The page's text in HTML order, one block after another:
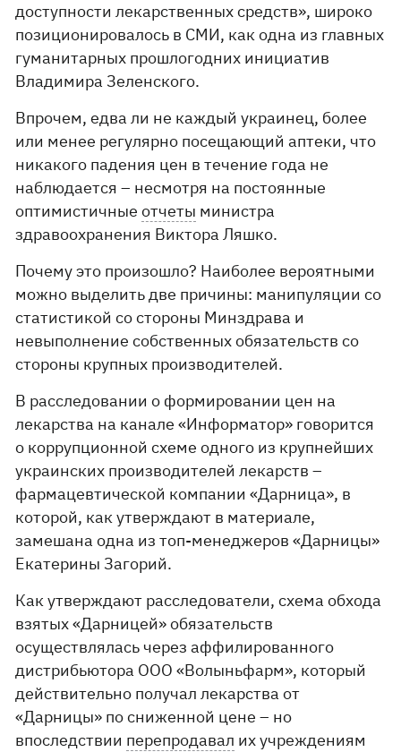
доступности лекарственных средств», широко
позиционировалось в СМИ, как одна из главных
гуманитарных прошлогодних инициатив
Владимира Зеленского.
Впрочем, едва ли не каждый украинец, более
или менее регулярно посещающий аптеки, что
никакого падения цен в течение года не
наблюдается – несмотря на постоянные
оптимистичныеотчеты министра
здравоохранения Виктора Ляшко.
Почему это произошло? Наиболее вероятными
можно выделить две причины: манипуляции со
статистикой со стороны Минздрава и
невыполнение собственных обязательств со
стороны крупных производителей.
В расследовании о формировании цен на
лекарства на канале «Информатор» говорится
о коррупционной схеме одного из крупнейших
украинских производителей лекарств –
фармацевтической компании «Дарница», в
которой, как утверждают в материале,
замешана одна из топ-менеджеров «Дарницы»
Екатерины Загорий.
Как утверждают расследователи, схема обхода
взятых «Дарницей» обязательств
осуществлялась через аффилированного
дистрибьютора ООО «Волыньфарм», который
действительно получал лекарства от
«Дарницы» по сниженной цене – но
впоследствии перепродавал их учреждениям